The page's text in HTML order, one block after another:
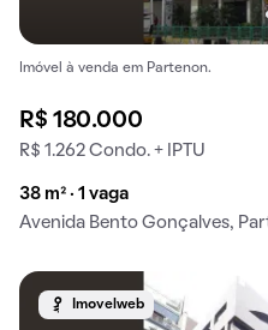
Imóvel à venda em Partenon.
R$ 180.000
R$ 1.262 Condo. + IPTU
38 m² · 1 vaga
Avenida Bento Gonçalves,
Imovelweb